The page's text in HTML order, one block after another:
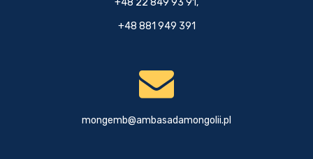
+48 22 849 93 91,
+48 881 949 391
mongemb@ambasadamongolii.pl